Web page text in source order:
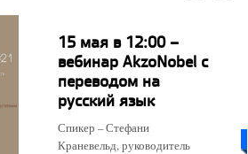
15 мая в 12:00 –
вебинар AkzoNobel с
переводом на
русский язык
Спикер – Стефани
Краневельд, руководитель